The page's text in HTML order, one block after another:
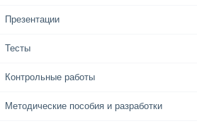
Презентации
Тесты
Контрольные работы
Методические пособия и разработки